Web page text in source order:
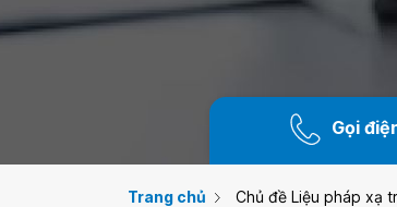
Gọi
Trang chủ Chủ đề Liệu pháp xạ